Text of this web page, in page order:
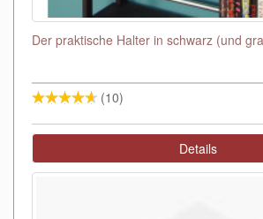
Der praktische Halter in schwarz (und
(10)
Details